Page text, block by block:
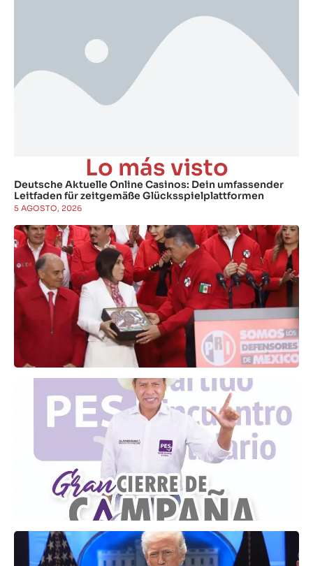
Lo más visto
Deutsche Aktuelle Online Casinos: Dein umfassender
Leitfaden für zeitgemäße Glücksspielplattformen
5 AGOSTO, 2026